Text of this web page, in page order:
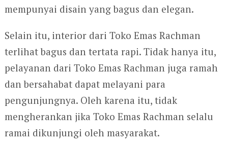
mempunyai disain yang bagus dan elegan.
Selain itu, interior dari Toko Emas Rachman
terlihat bagus dan tertata rapi. Tidak hanya itu,
pelayanan dari Toko Emas Rachman juga ramah
dan bersahabat dapat melayani para
pengunjungnya. Oleh karena itu, tidak
mengherankan jika Toko Emas Rachman selalu
ramai dikunjungi oleh masyarakat.